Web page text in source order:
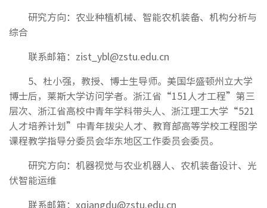
研究方向：农业种植机械、智能农机装备、机构分析与
综合
联系邮箱：zist_ybl@zstu.edu.cn
5、杜小强，教授、博士生导师。美国华盛顿州立大学
博士后，莱斯大学访问学者。浙江省“151人才工程”第三
层次、浙江省高校中青年学科带头人、浙江理工大学“521
人才培养计划”中青年拔尖人才、教育部高等学校工程图学
课程教学指导分委员会华东地区工作委员会委员。
研究方向：机器视觉与农业机器人、农机装备设计、光
伏智能运维
联系邮箱：xqiangdu@zstu.edu.cn